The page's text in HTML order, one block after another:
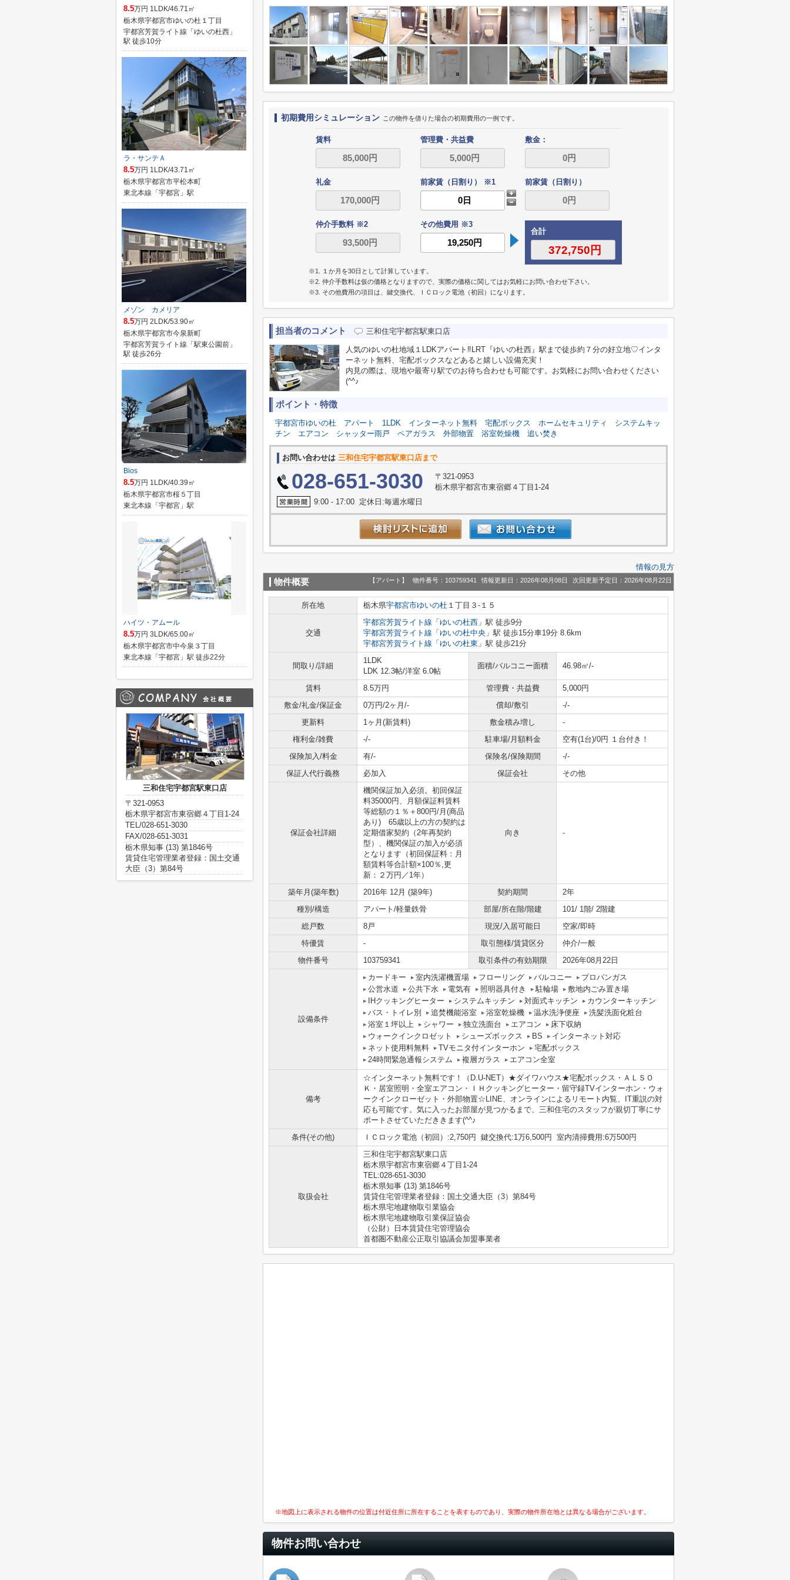
初期費用シミュレーション この物件を借りた場合の初期費用の一例です。
賃料 管理費・共益費 敷金：
礼金 前家賃（日割り） ※1 前家賃（日割り）
仲介手数料 ※2
その他費用 ※3
合計
※1. １か月を30日として計算しています。
※2. 仲介手数料は仮の価格となりますので、実際の価格に関してはお気軽にお問い合わせ下さい。
※3. その他費用の項目は、鍵交換代、ＩＣロック電池（初回）になります。
担当者のコメント 三和住宅宇都宮駅東口店
人気のゆいの杜地域１LDKアパート‼LRT『ゆいの杜西』駅まで徒歩約７分の好立地♡インタ
ーネット無料、宅配ボックスなどあると嬉しい設備充実！
内見の際は、現地や最寄り駅でのお待ち合わせも可能です。お気軽にお問い合わせください
(^^♪
ポイント・特徴
宇都宮市ゆいの杜 アパート 1LDK インターネット無料 宅配ボックス ホームセキュリティ
システムキッ
チン
エアコン シャッター雨戸 ペアガラス 外部物置 浴室乾燥機 追い焚き
お問い合わせは 三和住宅宇都宮駅東口店まで
028-651-3030
〒321-0953
栃木県宇都宮市東宿郷４丁目1-24
9:00 - 17:00 定休日:毎週水曜日
情報の見方
物件概要 【アパート】 物件番号：103759341 情報更新日：2026年08月08日 次回更新予定日：2026年08月22日
所在地 栃木県宇都宮市ゆいの杜 １丁目３-１５
交通
宇都宮芳賀ライト線 「 ゆいの杜西 」駅 徒歩9分
宇都宮芳賀ライト線 「 ゆいの杜中央 」駅 徒歩15分車19分 8.6km
宇都宮芳賀ライト線 「 ゆいの杜東 」駅 徒歩21分
間取り/詳細
1LDK
LDK 12.3帖/洋室 6.0帖
面積/バルコニー面積 46.98㎡/-
賃料 8.5万円 管理費・共益費
5,000円
敷金/礼金/保証金
0万円/2ヶ月/- 償却/敷引
-/-
更新料
1ヶ月(新賃料) 敷金積み増し
-
権利金/雑費
-/- 駐車場/月額料金
空有(1台)/0円 １台付き！
保険加入/料金
有/- 保険名/保険期間
-/-
保証人代行義務
必加入 保証会社 その他
保証会社詳細
機関保証加入必須。初回保証
料35000円、月額保証料賃料
等総額の１％＋800円/月(商品
あり) 65歳以上の方の契約は
定期借家契約（2年再契約
型）、機関保証の加入が必須
となります（初回保証料：月
額賃料等合計額×100％,更
新：２万円／1年）
向き -
築年月(築年数) 2016年 12月 (築9年) 契約期間
2年
種別/構造
アパート/軽量鉄骨 部屋/所在階/階建
101/ 1階/ 2階建
総戸数
8戸 現況/入居可能日
空家/即時
特優賃
- 取引態様/賃貸区分
仲介/一般
物件番号
103759341 取引条件の有効期限 2026年08月22日
設備条件
カードキー 室内洗濯機置場 フローリング バルコニー
プロパンガス
公営水道
公共下水 電気有 照明器具付き 駐輪場
敷地内ごみ置き場
IHクッキングヒーター
システムキッチン 対面式キッチン
カウンターキッチン
バス・トイレ別
追焚機能浴室 浴室乾燥機 温水洗浄便座
洗髪洗面化粧台
浴室１坪以上
シャワー 独立洗面台 エアコン
床下収納
ウォークインクロゼット
シューズボックス BS
インターネット対応
ネット使用料無料
TVモニタ付インターホン
宅配ボックス
24時間緊急通報システム
複層ガラス エアコン全室
備考
☆インターネット無料です！（D.U-NET）★ダイワハウス★宅配ボックス・ＡＬＳＯ
Ｋ・居室照明・全室エアコン・ＩＨクッキングヒーター・留守録TVインターホン・ウォ
ークインクローゼット・外部物置☆LINE、オンラインによるリモート内覧、IT重説の対
応も可能です。気に入ったお部屋が見つかるまで、三和住宅のスタッフが親切丁寧にサ
ポートさせていただききます(^^♪
条件(その他)
ＩＣロック電池（初回）:2,750円 鍵交換代:1万6,500円 室内清掃費用:6万500円
取扱会社
三和住宅宇都宮駅東口店
栃木県宇都宮市東宿郷４丁目1-24
TEL:028-651-3030
栃木県知事 (13) 第1846号
賃貸住宅管理業者登録：国土交通大臣（3）第84号
栃木県宅地建物取引業協会
栃木県宅地建物取引業保証協会
（公財）日本賃貸住宅管理協会
首都圏不動産公正取引協議会加盟事業者
※地図上に表示される物件の位置は付近住所に所在することを表すものであり、実際の物件所在地とは異なる場合がございます。
物件お問い合わせ
8.5万円 1LDK/46.71㎡
栃木県宇都宮市ゆいの杜１丁目
宇都宮芳賀ライト線「ゆいの杜西」
駅 徒歩10分
ラ・サンテＡ
8.5万円 1LDK/43.71㎡
栃木県宇都宮市平松本町
東北本線「宇都宮」駅
メゾン カメリア
8.5万円 2LDK/53.90㎡
栃木県宇都宮市今泉新町
宇都宮芳賀ライト線「駅東公園前」
駅 徒歩26分
Bios
8.5万円 1LDK/40.39㎡
栃木県宇都宮市桜５丁目
東北本線「宇都宮」駅
ハイツ・アムール
8.5万円 3LDK/65.00㎡
栃木県宇都宮市中今泉３丁目
東北本線「宇都宮」駅 徒歩22分
三和住宅宇都宮駅東口店
〒321-0953
栃木県宇都宮市東宿郷４丁目1-24
TEL/028-651-3030
FAX/028-651-3031
栃木県知事 (13) 第1846号
賃貸住宅管理業者登録：国土交通
大臣（3）第84号